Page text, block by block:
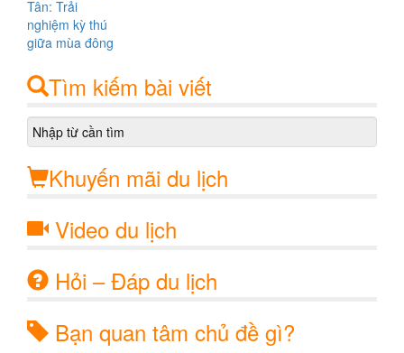
Tìm kiếm bài viết
Khuyến mãi du lịch
Video du lịch
Hỏi – Đáp du lịch
Bạn quan tâm chủ đề gì?